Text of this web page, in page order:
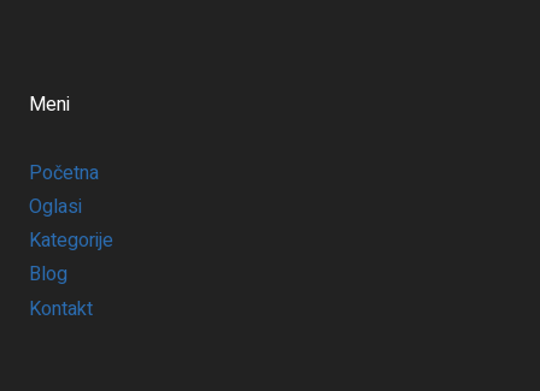
Meni
Početna
Oglasi
Kategorije
Blog
Kontakt